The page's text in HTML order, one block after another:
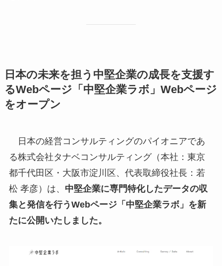
日本の未来を担う中堅企業の成長を支援す
るWebページ「中堅企業ラボ」Webページ
をオープン
日本の経営コンサルティングのパイオニアであ
る株式会社タナベコンサルティング（本社：東京
都千代田区・大阪市淀川区、代表取締役社長：若
松 孝彦）は、 中堅企業に専門特化したデータの収
集と発信を行うWebページ「中堅企業ラボ」を新
たに公開いたしました。